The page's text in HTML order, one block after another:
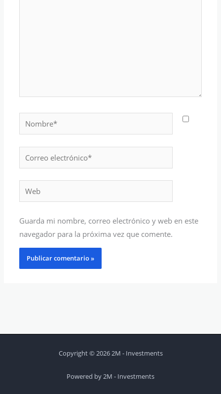
Nombre*
electrónico*
Web
Guarda mi nombre, correo electrónico y web en este
navegador para la próxima vez que comente.
Copyright © 2026 2M - Investments
Powered by 2M - Investments